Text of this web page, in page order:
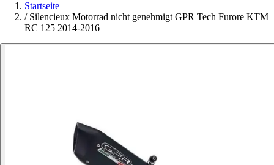
Startseite
/ Silencieux Motorrad nicht genehmigt GPR Tech Furore KTM
RC 125 2014-2016